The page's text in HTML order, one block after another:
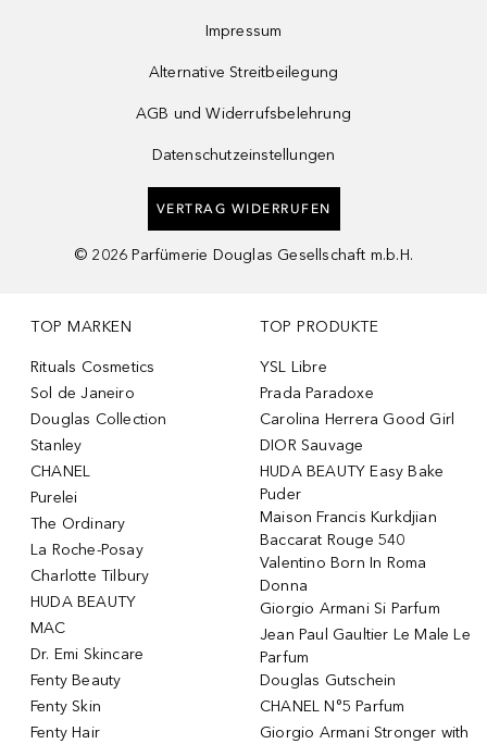
Impressum
Alternative Streitbeilegung
AGB und Widerrufsbelehrung
Datenschutzeinstellungen
VERTRAG WIDERRUFEN
© 2026 Parfümerie Douglas Gesellschaft m.b.H.
TOP MARKEN
Rituals Cosmetics
Sol de Janeiro
Douglas Collection
Stanley
CHANEL
Purelei
The Ordinary
La Roche-Posay
Charlotte Tilbury
HUDA BEAUTY
MAC
Dr. Emi Skincare
Fenty Beauty
Fenty Skin
Fenty Hair
TOP PRODUKTE
YSL Libre
Prada Paradoxe
Carolina Herrera Good Girl
DIOR Sauvage
HUDA BEAUTY Easy Bake
Puder
Maison Francis Kurkdjian
Baccarat Rouge 540
Valentino Born In Roma
Donna
Giorgio Armani Si Parfum
Jean Paul Gaultier Le Male Le
Parfum
Douglas Gutschein
CHANEL N°5 Parfum
Giorgio Armani Stronger with